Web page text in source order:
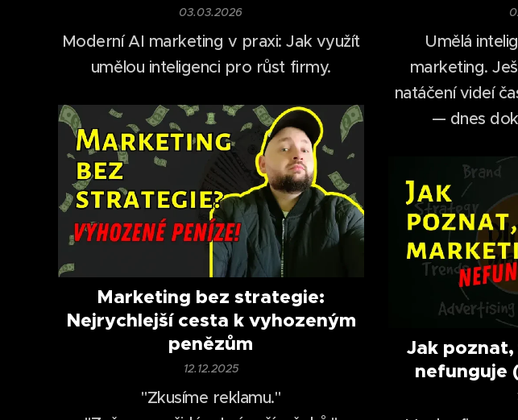
03.03.2026
Moderní AI marketing v praxi: Jak využít
umělou inteligenci pro růst firmy.
Umělá
marketing.
natáčení videí
— dnes
Marketing bez strategie:
Nejrychlejší cesta k vyhozeným
penězům
12.12.2025
"Zkusíme reklamu."
Jak
nefunguje